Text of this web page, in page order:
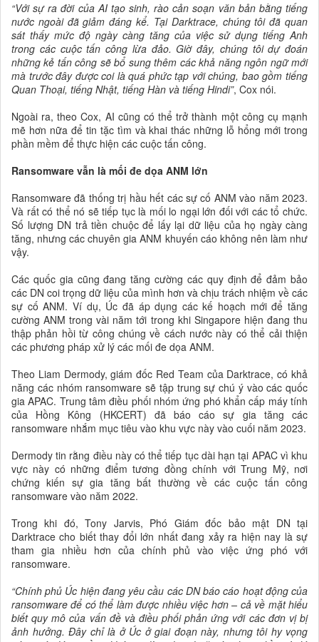
“Với sự ra đời của AI tạo sinh, rào cản soạn văn bản bằng tiếng
nước ngoài đã giảm đáng kể. Tại Darktrace, chúng tôi đã quan
sát thấy mức độ ngày càng tăng của việc sử dụng tiếng Anh
trong các cuộc tấn công lừa đảo. Giờ đây, chúng tôi dự đoán
những kẻ tấn công sẽ bổ sung thêm các khả năng ngôn ngữ mới
mà trước đây được coi là quá phức tạp với chúng, bao gồm tiếng
Quan Thoại, tiếng Nhật, tiếng Hàn và tiếng Hindi”, Cox nói.
Ngoài ra, theo Cox, AI cũng có thể trở thành một công cụ mạnh
mẽ hơn nữa để tin tặc tìm và khai thác những lỗ hổng mới trong
phần mềm để thực hiện các cuộc tấn công.
Ransomware vẫn là mối đe dọa ANM lớn
Ransomware đã thống trị hầu hết các sự cố ANM vào năm 2023.
Và rất có thể nó sẽ tiếp tục là mối lo ngại lớn đối với các tổ chức.
Số lượng DN trả tiền chuộc để lấy lại dữ liệu của họ ngày càng
tăng, nhưng các chuyên gia ANM khuyến cáo không nên làm như
vậy.
Các quốc gia cũng đang tăng cường các quy định để đảm bảo
các DN coi trọng dữ liệu của mình hơn và chịu trách nhiệm về các
sự cố ANM. Ví dụ, Úc đã áp dụng các kế hoạch mới để tăng
cường ANM trong vài năm tới trong khi Singapore hiện đang thu
thập phản hồi từ công chúng về cách nước này có thể cải thiện
các phương pháp xử lý các mối đe dọa ANM.
Theo Liam Dermody, giám đốc Red Team của Darktrace, có khả
năng các nhóm ransomware sẽ tập trung sự chú ý vào các quốc
gia APAC. Trung tâm điều phối nhóm ứng phó khẩn cấp máy tính
của Hồng Kông (HKCERT) đã báo cáo sự gia tăng các
ransomware nhắm mục tiêu vào khu vực này vào cuối năm 2023.
Dermody tin rằng điều này có thể tiếp tục dài hạn tại APAC vì khu
vực này có những điểm tương đồng chính với Trung Mỹ, nơi
chứng kiến sự gia tăng bất thường về các cuộc tấn công
ransomware vào năm 2022.
Trong khi đó, Tony Jarvis, Phó Giám đốc bảo mật DN tại
Darktrace cho biết thay đổi lớn nhất đang xảy ra hiện nay là sự
tham gia nhiều hơn của chính phủ vào việc ứng phó với
ransomware.
“Chính phủ Úc hiện đang yêu cầu các DN báo cáo hoạt động của
ransomware để có thể làm được nhiều việc hơn – cả về mặt hiểu
biết quy mô của vấn đề và điều phối phản ứng với các đơn vị bị
ảnh hưởng. Đây chỉ là ở Úc ở giai đoạn này, nhưng tôi hy vọng